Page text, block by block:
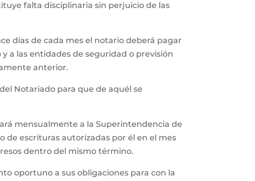
falta disciplinaria sin perjuicio de las
días de cada mes el notario deberá pagar
a las entidades de seguridad o previsión
anterior.
Notariado para que de aquél se
mensualmente a la Superintendencia de
de escrituras autorizadas por él en el mes
dentro del mismo término.
oportuno a sus obligaciones para con la